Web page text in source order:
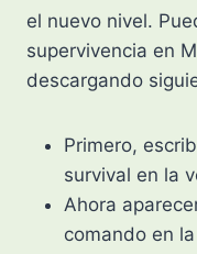
el nuevo nivel.
supervivencia en
descargando
Primero,
survival en la
Ahora
comando en